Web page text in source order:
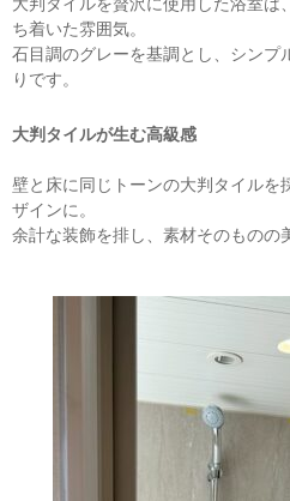
大判タイルを贅沢に使用した浴室は
ち着いた雰囲気。
石目調のグレーを基調とし、シンプ
りです。
大判タイルが生む高級感
壁と床に同じトーンの大判タイルを
ザインに。
余計な装飾を排し、素材そのものの